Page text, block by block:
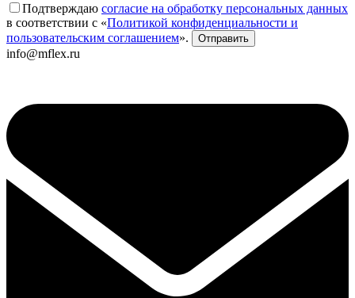
Подтверждаю согласие на обработку персональных данных
в соответствии с «Политикой конфиденциальности и
пользовательским соглашением».
info@mflex.ru